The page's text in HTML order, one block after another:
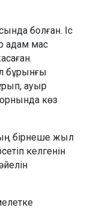
болған. Іс
адам мас
бұрынғы
ауыр
көз
бірнеше жыл
келгенін